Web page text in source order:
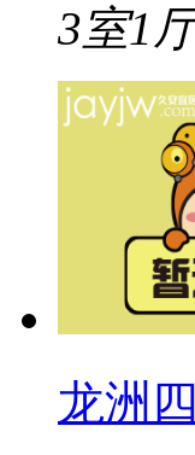
3室1
龙洲